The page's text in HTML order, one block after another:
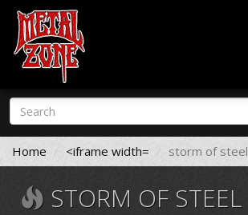
Skip
main
content
Search
form
Search
Home <iframe width= storm of steel
STORM OF STEEL